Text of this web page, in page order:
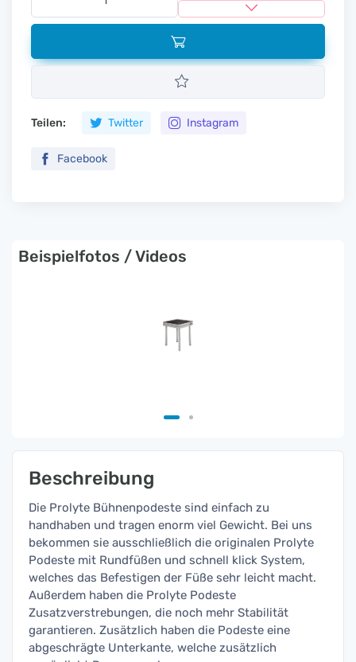
Teilen: Twitter Instagram
Facebook
Beispielfotos / Videos
Beschreibung
Die Prolyte Bühnenpodeste sind einfach zu
handhaben und tragen enorm viel Gewicht. Bei uns
bekommen sie ausschließlich die originalen Prolyte
Podeste mit Rundfüßen und schnell klick System,
welches das Befestigen der Füße sehr leicht macht.
Außerdem haben die Prolyte Podeste
Zusatzverstrebungen, die noch mehr Stabilität
garantieren. Zusätzlich haben die Podeste eine
abgeschrägte Unterkante, welche zusätzlich